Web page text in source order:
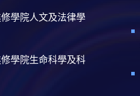
學院人文及法律學
學院生命科學及科